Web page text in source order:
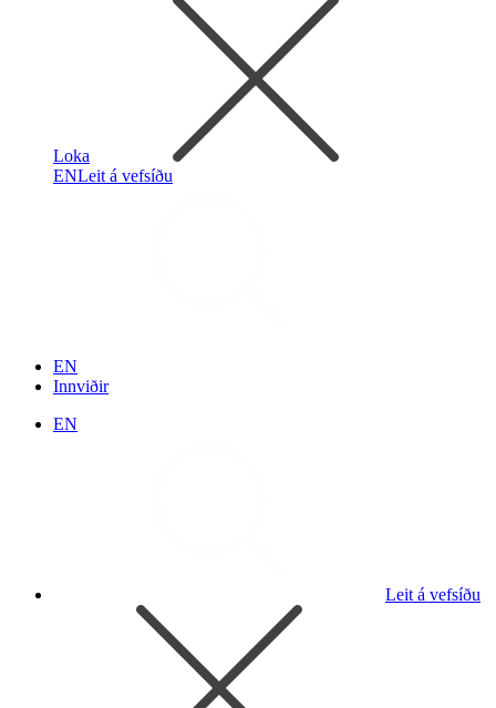
Loka
ENLeit á vefsíðu
EN
Innviðir
EN
Leit á vefsíðu